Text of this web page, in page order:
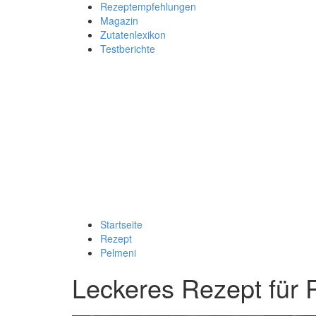
Rezeptempfehlungen
Magazin
Zutatenlexikon
Testberichte
Startseite
Rezept
Pelmeni
Leckeres Rezept für